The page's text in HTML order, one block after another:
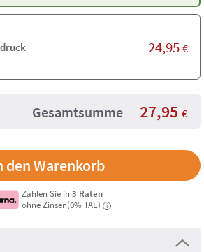
24,95 €
Gesamtsumme 27,95 €
Zahlen Sie in3 Raten
ohne Zinsen(0% TAE)
i